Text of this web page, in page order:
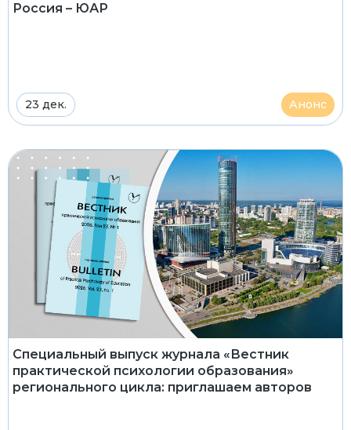
Россия – ЮАР
23 дек. Анонс
Специальный выпуск журнала «Вестник
практической психологии образования»
регионального цикла: приглашаем авторов